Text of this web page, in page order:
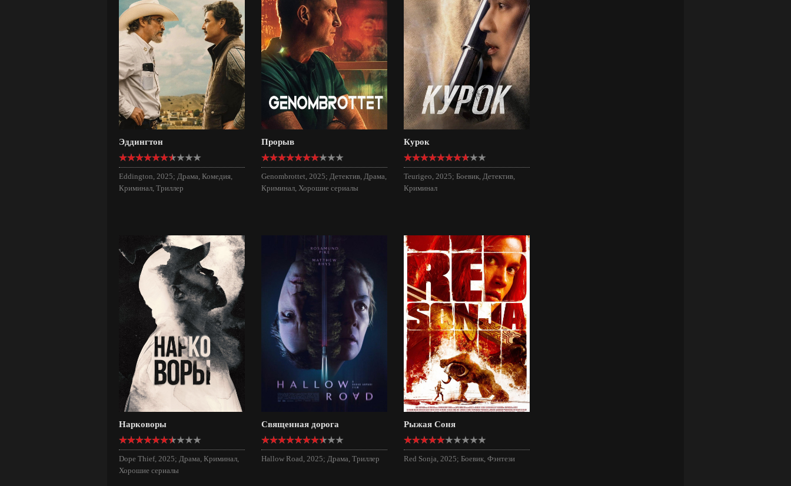
Эддингтон
Eddington, 2025; Драма, Комедия,
Криминал, Триллер
Прорыв
Genombrottet, 2025; Детектив, Драма,
Криминал, Хорошие сериалы
Курок
Teurigeo, 2025; Боевик, Детектив,
Криминал
Нарковоры
Dope Thief, 2025; Драма, Криминал,
Хорошие сериалы
Священная дорога
Hallow Road, 2025; Драма, Триллер
Рыжая Соня
Red Sonja, 2025; Боевик, Фэнтези